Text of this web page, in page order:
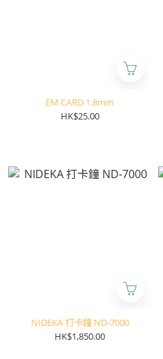
EM CARD 1.8mm
HK$25.00
NIDEKA 打卡鐘 ND-7000
HK$1,850.00